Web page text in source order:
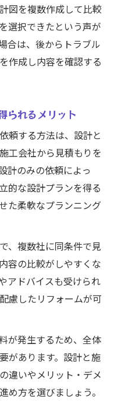
図を複数作成して比較
選択できたという声が
合は、後からトラブル
作成し内容を確認する
られるメリット
頼する方法は、設計と
工会社から見積もりを
計のみの依頼によっ
的な設計プランを得る
た柔軟なプランニング
、複数社に同条件で見
容の比較がしやすくな
アドバイスも受けられ
慮したリフォームが可
が発生するため、全体
があります。設計と施
違いやメリット・デメ
め方を選びましょう。